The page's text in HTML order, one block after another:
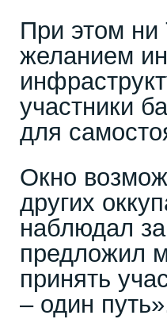
При этом ни
желанием
участники
для
Окно
других
наблюдал
предложил
принять
– один